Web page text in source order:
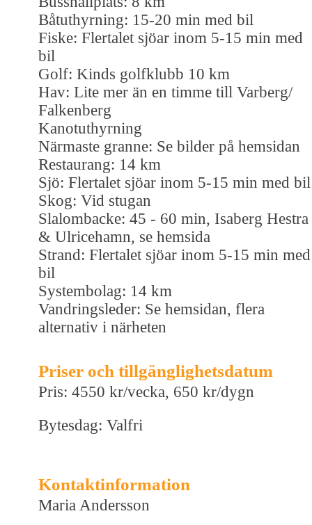
Båtuthyrning: 15-20 min med bil
Fiske: Flertalet sjöar inom 5-15 min med
bil
Golf: Kinds golfklubb 10 km
Hav: Lite mer än en timme till Varberg/
Falkenberg
Kanotuthyrning
Närmaste granne: Se bilder på hemsidan
Restaurang: 14 km
Sjö: Flertalet sjöar inom 5-15 min med bil
Skog: Vid stugan
Slalombacke: 45 - 60 min, Isaberg Hestra
& Ulricehamn, se hemsida
Strand: Flertalet sjöar inom 5-15 min med
bil
Systembolag: 14 km
Vandringsleder: Se hemsidan, flera
alternativ i närheten
Priser och tillgänglighetsdatum
Pris: 4550 kr/vecka, 650 kr/dygn
Bytesdag: Valfri
Kontaktinformation
Maria Andersson